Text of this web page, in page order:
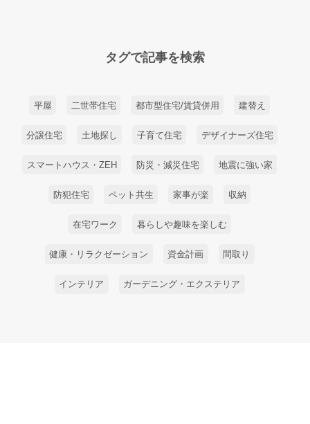
タグで記事を検索
平屋 二世帯住宅 都市型住宅/賃貸併用 建替え
分譲住宅 土地探し 子育て住宅 デザイナーズ住宅
スマートハウス・ZEH 防災・減災住宅 地震に強い家
防犯住宅 ペット共生 家事が楽 収納
在宅ワーク 暮らしや趣味を楽しむ
健康・リラクゼーション 資金計画 間取り
インテリア ガーデニング・エクステリア